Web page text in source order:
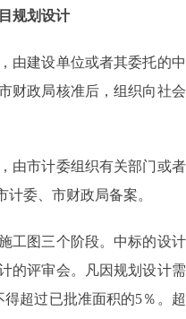
规划设计
设单位或者其委托的中
政局核准后，组织向社
计委组织有关部门或者
委、市财政局备案。
三个阶段。中标的设计
评审会。凡因规划设计
超过已批准面积的5％。